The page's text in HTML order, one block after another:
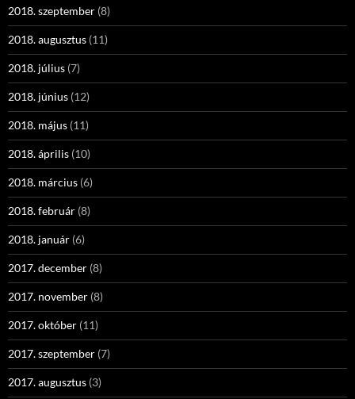
2018. szeptember (8)
2018. augusztus (11)
2018. július (7)
2018. június (12)
2018. május (11)
2018. április (10)
2018. március (6)
2018. február (8)
2018. január (6)
2017. december (8)
2017. november (8)
2017. október (11)
2017. szeptember (7)
2017. augusztus (3)